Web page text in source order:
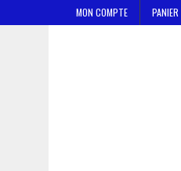
MON COMPTE PANIER